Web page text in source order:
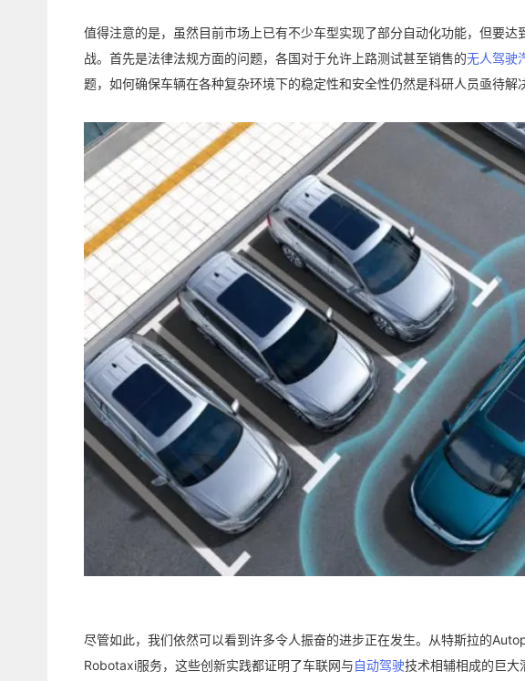
值得注意的是，虽然目前市场上已有不少车型实现了部分自动化功能，但要
战。首先是法律法规方面的问题，各国对于允许上路测试甚至销售的无人驾驶
题，如何确保车辆在各种复杂环境下的稳定性和安全性仍然是科研人员亟待解
尽管如此，我们依然可以看到许多令人振奋的进步正在发生。从特斯拉的
Robotaxi服务，这些创新实践都证明了车联网与自动驾驶技术相辅相成的巨大